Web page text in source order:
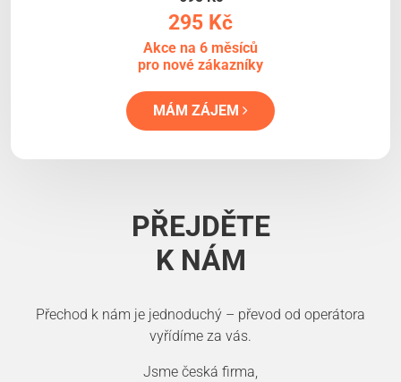
295 Kč
Akce na 6 měsíců
pro nové zákazníky
MÁM ZÁJEM
PŘEJDĚTE
K NÁM
Přechod k nám je jednoduchý – převod od operátora
vyřídíme za vás.
Jsme česká firma,